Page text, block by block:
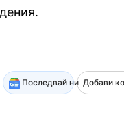
Последвай ни Добави